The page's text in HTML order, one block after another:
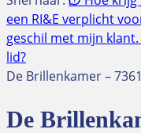
een RI&E verplicht
geschil met mijn
lid?
De Brillenkamer –
De